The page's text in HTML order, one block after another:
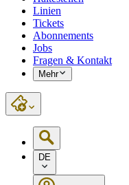
Linien
Tickets
Abonnements
Jobs
Fragen & Kontakt
Mehr
DE